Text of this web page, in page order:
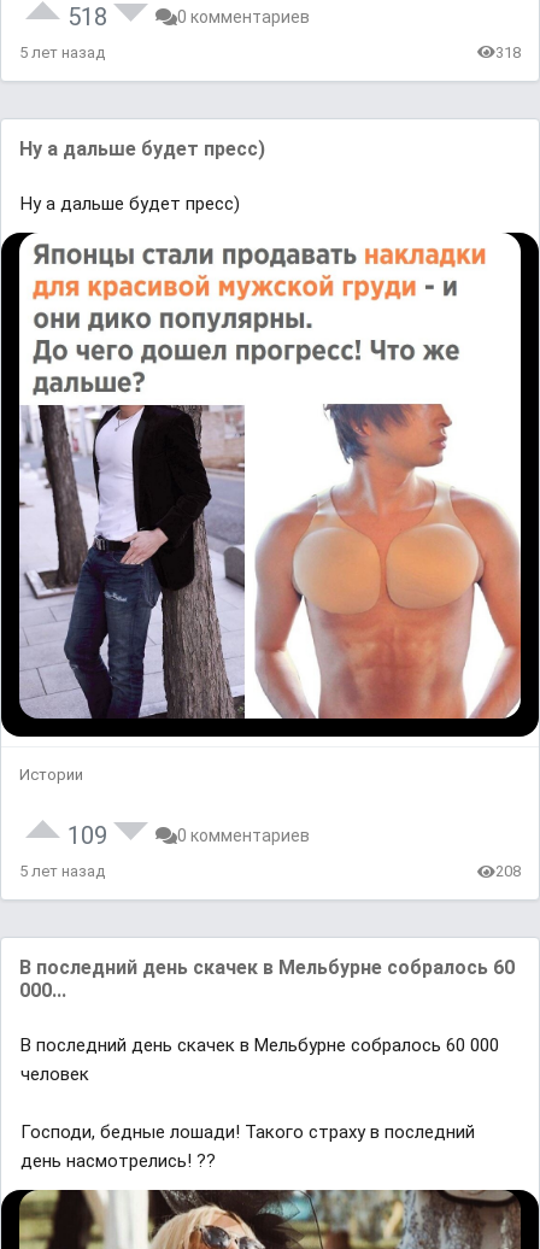
518 0 комментариев
5 лет назад 318
Ну а дальше будет пресс)
Ну а дальше будет пресс)
Истории
109 0 комментариев
5 лет назад 208
В последний день скачек в Мельбурне собралось 60
000...
В последний день скачек в Мельбурне собралось 60 000
человек
Господи, бедные лошади! Такого страху в последний
день насмотрелись! ??